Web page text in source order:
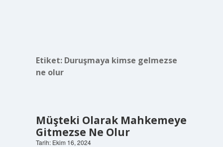
Etiket: Duruşmaya kimse gelmezse
ne olur
Müşteki Olarak Mahkemeye
Gitmezse Ne Olur
Tarih: Ekim 16, 2024